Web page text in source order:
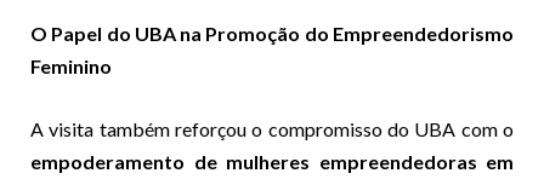
O Papel do UBA na Promoção do Empreendedorismo
Feminino
A visita também reforçou o compromisso do UBA com o
empoderamento de mulheres empreendedoras em